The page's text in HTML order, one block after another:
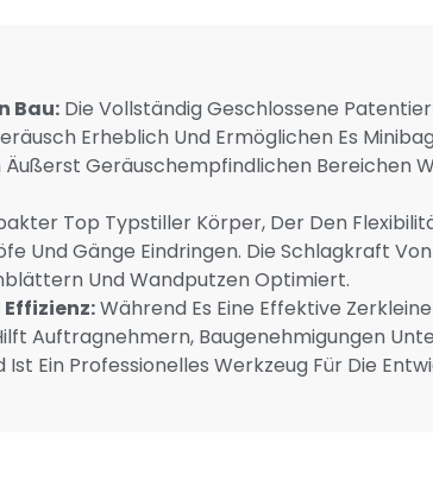
Bau: Die Vollständig Geschlossene
Erheblich Und Ermöglichen Es
Geräuschempfindlichen Bereichen
Top Typstiller Körper, Der Den
Und Gänge Eindringen. Die Schlagkraft
Und Wandputzen Optimiert.
Während Es Eine Effektive
Auftragnehmern, Baugenehmigungen
Ein Professionelles Werkzeug Für Die